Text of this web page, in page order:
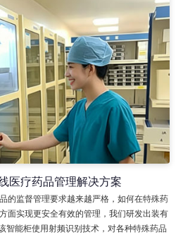
医疗药品管理解决方案
的监督管理要求越来越严格，如何在特殊药
面实现更安全有效的管理，我们研发出装有
智能柜使用射频识别技术，对各种特殊药品